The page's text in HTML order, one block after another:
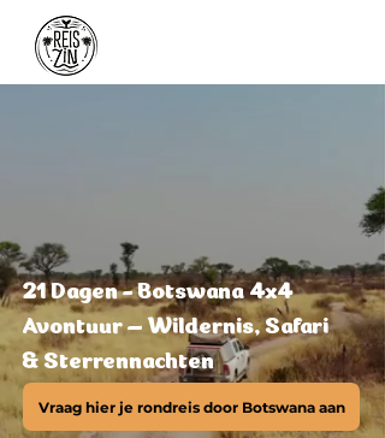
21 Dagen - Botswana 4x4
Avontuur – Wildernis, Safari
& Sterrennachten
Vraag hier je rondreis door Botswana aan